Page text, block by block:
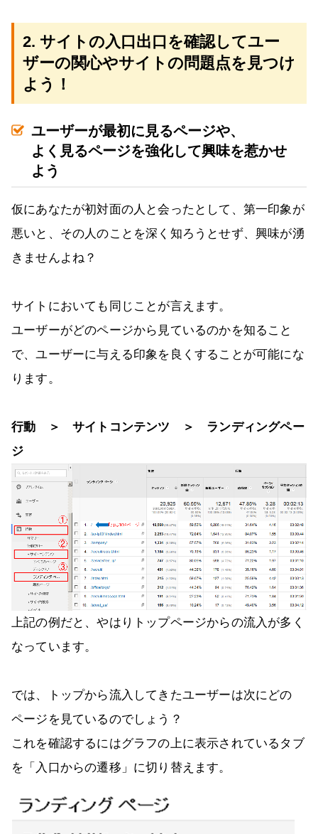
2. サイトの入口出口を確認してユー
ザーの関心やサイトの問題点を見つけ
よう！
ユーザーが最初に見るページや、
よく見るページを強化して興味を惹かせ
よう
仮にあなたが初対面の人と会ったとして、第一印象が
悪いと、その人のことを深く知ろうとせず、興味が湧
きませんよね？
サイトにおいても同じことが言えます。
ユーザーがどのページから見ているのかを知ること
で、ユーザーに与える印象を良くすることが可能にな
ります。
行動 ＞ サイトコンテンツ ＞ ランディングペー
ジ
上記の例だと、やはりトップページからの流入が多く
なっています。
では、トップから流入してきたユーザーは次にどの
ページを見ているのでしょう？
これを確認するにはグラフの上に表示されているタブ
を「入口からの遷移」に切り替えます。